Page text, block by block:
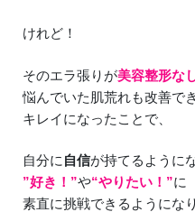
けれど！
そのエラ張りが美容整形な
悩んでいた肌荒れも改善でき
キレイになったことで、
自分に 自信が持てるように
”好き！”や“やりたい！”に
素直に挑戦できるようにな